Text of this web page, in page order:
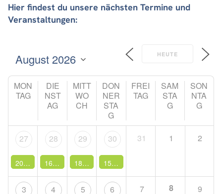
Hier findest du unsere nächsten Termine und
Veranstaltungen:
HEUTE
MON
TAG
DIE
NST
AG
MITT
WO
CH
DON
NER
STA
G
FREI
TAG
SAM
STA
G
SON
NTA
G
27
20:00 - Online Sprachwerkstatt B1+/B2
28
16:00 - Offene Fahrradwerkstatt
29
18:00 - IM GARTEN Sprachwerkstatt
30
15:00 -
31 1 2
3 4 5 6 7 8 9